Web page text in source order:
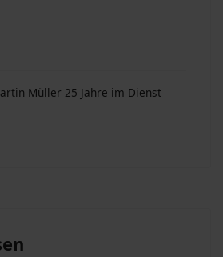
Müller 25 Jahre im Dienst